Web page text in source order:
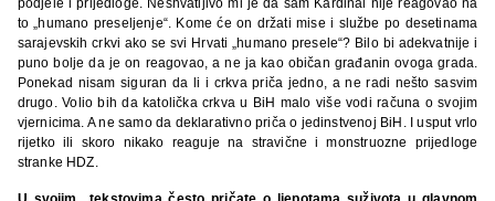
to „humano preseljenje“. Kome će on držati mise i službe po desetinama
sarajevskih crkvi ako se svi Hrvati „humano presele“? Bilo bi adekvatnije i
puno bolje da je on reagovao, a ne ja kao običan građanin ovoga grada.
Ponekad nisam siguran da li i crkva priča jedno, a ne radi nešto sasvim
drugo. Volio bih da katolička crkva u BiH malo više vodi računa o svojim
vjernicima. A ne samo da deklarativno priča o jedinstvenoj BiH. I usput vrlo
rijetko ili skoro nikako reaguje na stravične i monstruozne prijedloge
stranke HDZ.